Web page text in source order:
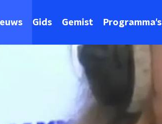
Gids Gemist Programma's